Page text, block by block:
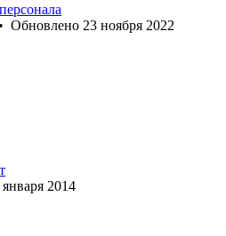
• Обновлено 23 ноября 2022
января 2014